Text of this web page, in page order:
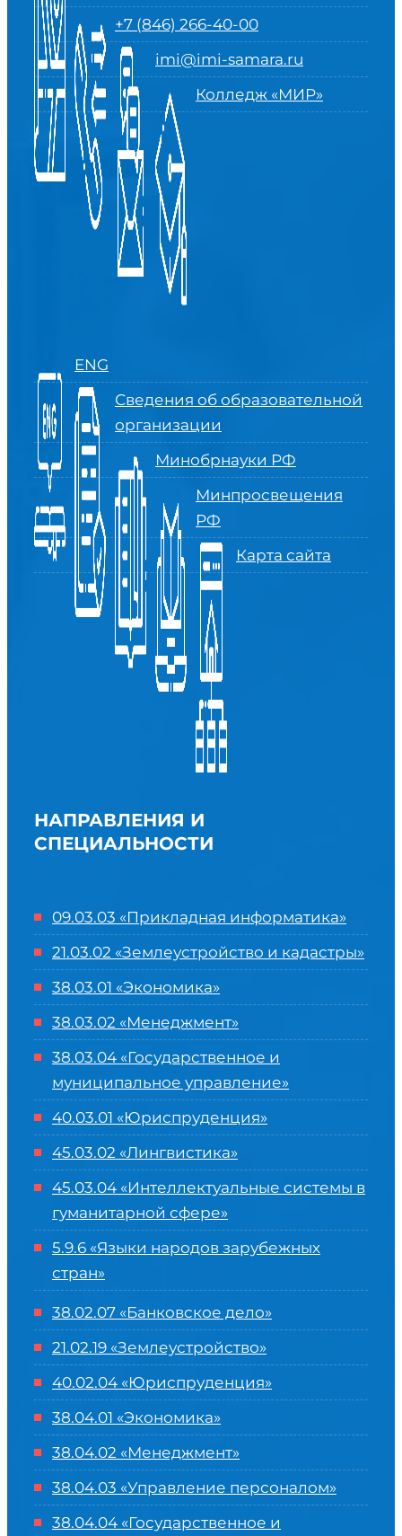
+7 (846) 266-40-00
imi@imi-samara.ru
Колледж «МИР»
ENG
Сведения об образовательной
организации
Минобрнауки РФ
Минпросвещения
РФ
Карта сайта
НАПРАВЛЕНИЯ И
СПЕЦИАЛЬНОСТИ
09.03.03 «Прикладная информатика»
21.03.02 «Землеустройство и кадастры»
38.03.01 «Экономика»
38.03.02 «Менеджмент»
38.03.04 «Государственное и
муниципальное управление»
40.03.01 «Юриспруденция»
45.03.02 «Лингвистика»
45.03.04 «Интеллектуальные системы в
гуманитарной сфере»
5.9.6 «Языки народов зарубежных
стран»
38.02.07 «Банковское дело»
21.02.19 «Землеустройство»
40.02.04 «Юриспруденция»
38.04.01 «Экономика»
38.04.02 «Менеджмент»
38.04.03 «Управление персоналом»
38.04.04 «Государственное и